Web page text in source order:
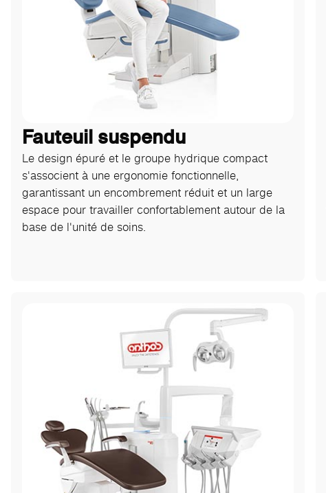
Fauteuil suspendu
Le design épuré et le groupe hydrique compact
s'associent à une ergonomie fonctionnelle,
garantissant un encombrement réduit et un large
espace pour travailler confortablement autour de la
base de l'unité de soins.